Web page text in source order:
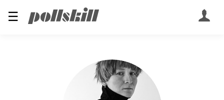
☰